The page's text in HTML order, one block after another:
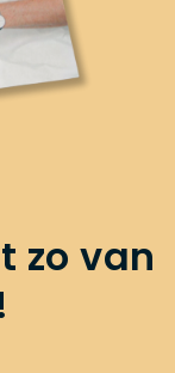
zo van